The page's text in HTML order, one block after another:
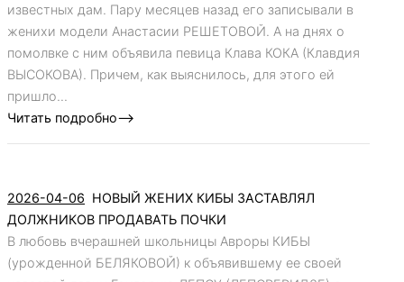
известных дам. Пару месяцев назад его записывали в
женихи модели Анастасии РЕШЕТОВОЙ. А на днях о
помолвке с ним объявила певица Клава КОКА (Клавдия
ВЫСОКОВА). Причем, как выяснилось, для этого ей
пришло...
Читать подробно-->
2026-04-06 НОВЫЙ ЖЕНИХ КИБЫ ЗАСТАВЛЯЛ
ДОЛЖНИКОВ ПРОДАВАТЬ ПОЧКИ
В любовь вчерашней школьницы Авроры КИБЫ
(урожденной БЕЛЯКОВОЙ) к объявившему ее своей